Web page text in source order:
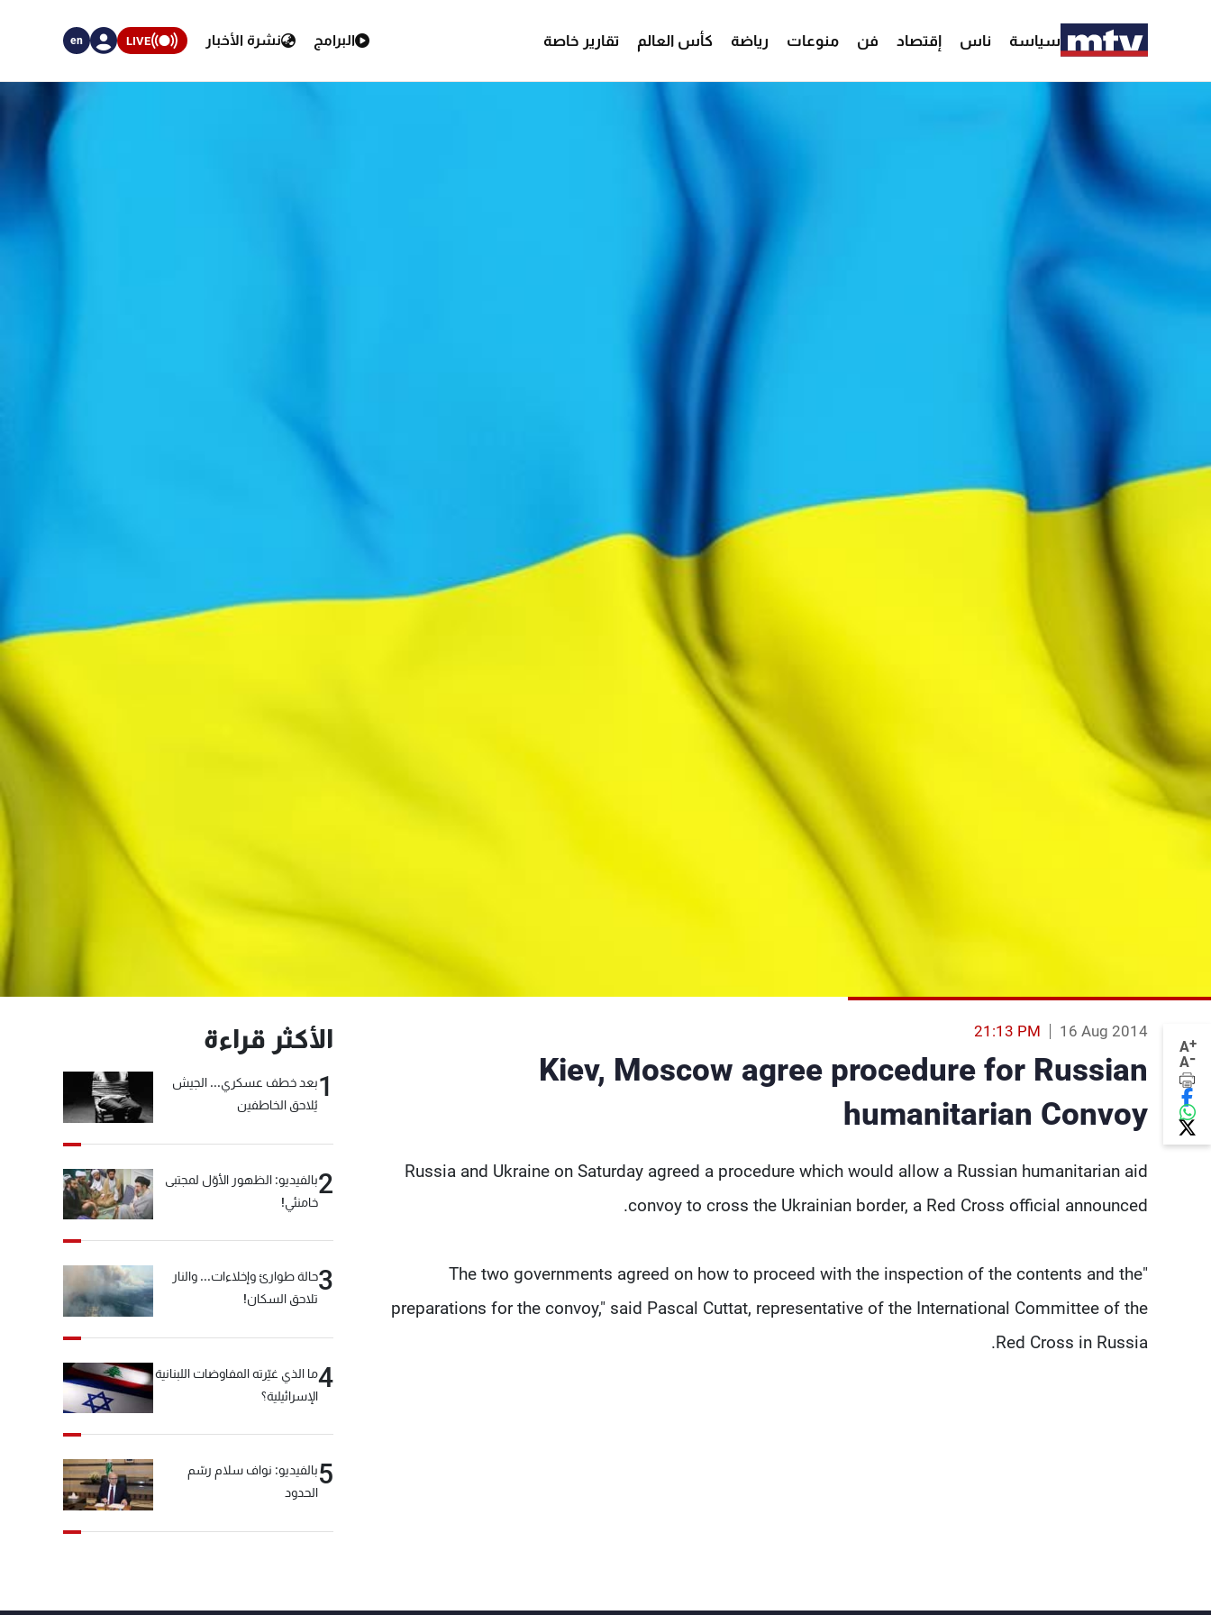
سياسة ناس إقتصاد فن منوعات رياضة كأس العالم تقارير خاصة البرامج نشرة الأخبار LIVE
en
A+
A-
16 Aug 2014
21:13 PM
Kiev, Moscow agree procedure for Russian
humanitarian Convoy
Russia and Ukraine on Saturday agreed a procedure which would allow a Russian humanitarian aid
convoy to cross the Ukrainian border, a Red Cross official announced.
"The two governments agreed on how to proceed with the inspection of the contents and the
preparations for the convoy," said Pascal Cuttat, representative of the International Committee of the
Red Cross in Russia.
الأكثر قراءة
1بعد خطف عسكري... الجيش
يُلاحق الخاطفين
2بالفيديو: الظهور الأوّل لمجتبى
خامنئي!
3حالة طوارئ وإخلاءات... والنار
تلاحق السكان!
4ما الذي غيّرته المفاوضات اللبنانية
الإسرائيلية؟
5بالفيديو: نواف سلام رسّم
الحدود